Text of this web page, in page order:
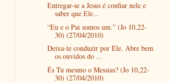
Entregar-se a Jesus é confiar nele e
saber que Ele...
“Eu e o Pai somos um.” (Jo 10,22-
30) (27/04/2010)
Deixa-te conduzir por Ele. Abre bem
os ouvidos do ...
És Tu mesmo o Messias? (Jo 10,22-
30) (27/04/2010)